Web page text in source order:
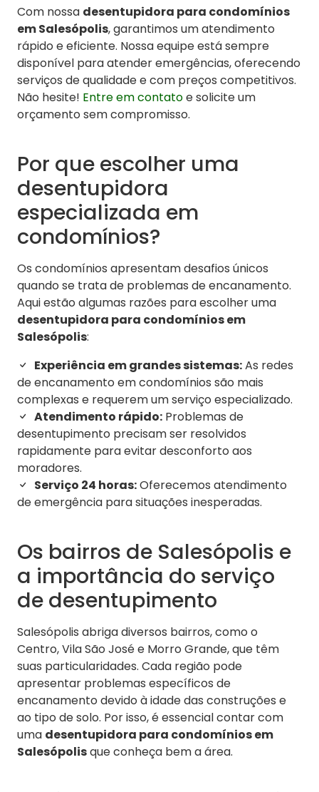
Com nossa desentupidora para condomínios
em Salesópolis, garantimos um atendimento
rápido e eficiente. Nossa equipe está sempre
disponível para atender emergências, oferecendo
serviços de qualidade e com preços competitivos.
Não hesite! Entre em contatoe solicite um
orçamento sem compromisso.
Por que escolher uma
desentupidora
especializada em
condomínios?
Os condomínios apresentam desafios únicos
quando se trata de problemas de encanamento.
Aqui estão algumas razões para escolher uma
desentupidora para condomínios em
Salesópolis:
Experiência em grandes sistemas:As redes
de encanamento em condomínios são mais
complexas e requerem um serviço especializado.
Atendimento rápido: Problemas de
desentupimento precisam ser resolvidos
rapidamente para evitar desconforto aos
moradores.
Serviço 24 horas:Oferecemos atendimento
de emergência para situações inesperadas.
Os bairros de Salesópolis e
a importância do serviço
de desentupimento
Salesópolis abriga diversos bairros, como o
Centro, Vila São José e Morro Grande, que têm
suas particularidades. Cada região pode
apresentar problemas específicos de
encanamento devido à idade das construções e
ao tipo de solo. Por isso, é essencial contar com
uma desentupidora para condomínios em
Salesópolisque conheça bem a área.